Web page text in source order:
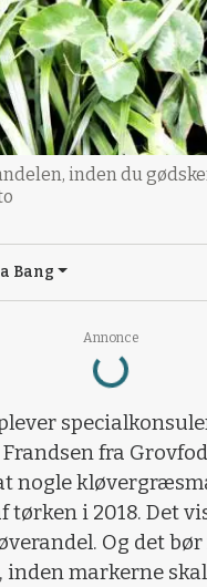
Annonce
Loading...
inden du
Bang
fra
nogle
tørken i 2018. Det
Og det
markerne skal